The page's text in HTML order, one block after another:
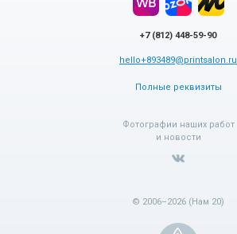
+7 (812) 448-59-90
hello+893489@printsalon.ru
Полные реквизиты
Фотографии наших работ
и новости
© 2006–2026 (Нам 20)